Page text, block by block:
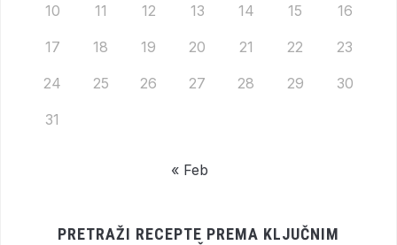
10 11 12 13 14 15 16
17 18 19 20 21 22 23
24 25 26 27 28 29 30
31
« Feb
PRETRAŽI RECEPTE PREMA KLJUČNIM